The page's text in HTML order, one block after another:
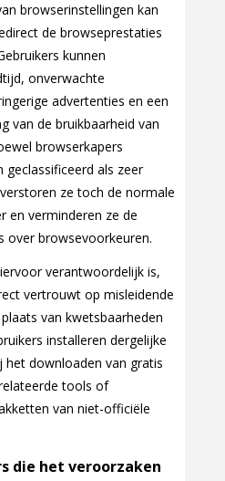
browserinstellingen kan
de browseprestaties
kunnen
onverwachte
advertenties en een
van de bruikbaarheid van
browserkapers
als zeer
ze toch de normale
en verminderen ze de
over browsevoorkeuren.
verantwoordelijk is,
vertrouwt op misleidende
van kwetsbaarheden
installeren dergelijke
downloaden van gratis
tools of
van niet-officiële
die het veroorzaken